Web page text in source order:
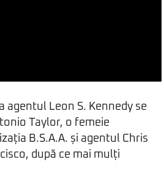
agentul Leon S. Kennedy se
Taylor, o femeie
B.S.A.A. și agentul Chris
după ce mai mulți